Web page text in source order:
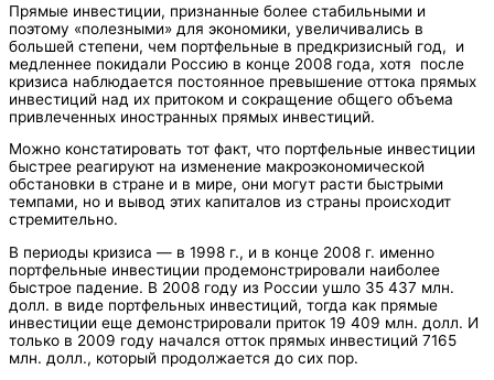
Прямые инвестиции, признанные более стабильными и
поэтому «полезными» для экономики, увеличивались в
большей степени, чем портфельные в предкризисный год, и
медленнее покидали Россию в конце 2008 года, хотя после
кризиса наблюдается постоянное превышение оттока прямых
инвестиций над их притоком и сокращение общего объема
привлеченных иностранных прямых инвестиций.
Можно констатировать тот факт, что портфельные инвестиции
быстрее реагируют на изменение макроэкономической
обстановки в стране и в мире, они могут расти быстрыми
темпами, но и вывод этих капиталов из страны происходит
стремительно.
В периоды кризиса — в 1998 г., и в конце 2008 г. именно
портфельные инвестиции продемонстрировали наиболее
быстрое падение. В 2008 году из России ушло 35 437 млн.
долл. в виде портфельных инвестиций, тогда как прямые
инвестиции еще демонстрировали приток 19 409 млн. долл. И
только в 2009 году начался отток прямых инвестиций 7165
млн. долл., который продолжается до сих пор.